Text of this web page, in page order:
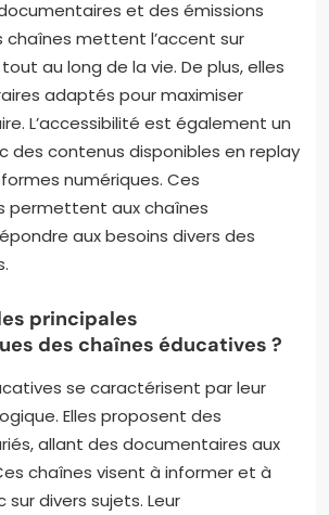
et des émissions
chaînes mettent l’accent sur
au long de la vie. De plus, elles
adaptés pour maximiser
L’accessibilité est également un
des contenus disponibles en replay
numériques. Ces
permettent aux chaînes
aux besoins divers des
principales
des chaînes éducatives ?
se caractérisent par leur
Elles proposent des
allant des documentaires aux
chaînes visent à informer et à
sur divers sujets. Leur